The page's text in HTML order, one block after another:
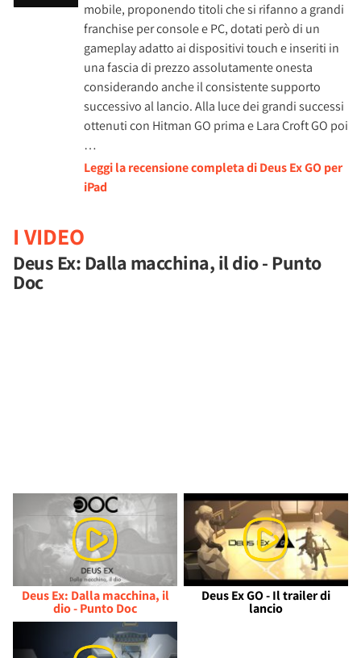
mobile, proponendo titoli che si rifanno a grandi
franchise per console e PC, dotati però di un
gameplay adatto ai dispositivi touch e inseriti in
una fascia di prezzo assolutamente onesta
considerando anche il consistente supporto
successivo al lancio. Alla luce dei grandi successi
ottenuti con Hitman GO prima e Lara Croft GO poi
…
Leggi la recensione completa di Deus Ex GO per
iPad
I VIDEO
Deus Ex: Dalla macchina, il dio - Punto
Doc
Deus Ex: Dalla macchina, il
dio - Punto Doc
Deus Ex GO - Il trailer di
lancio